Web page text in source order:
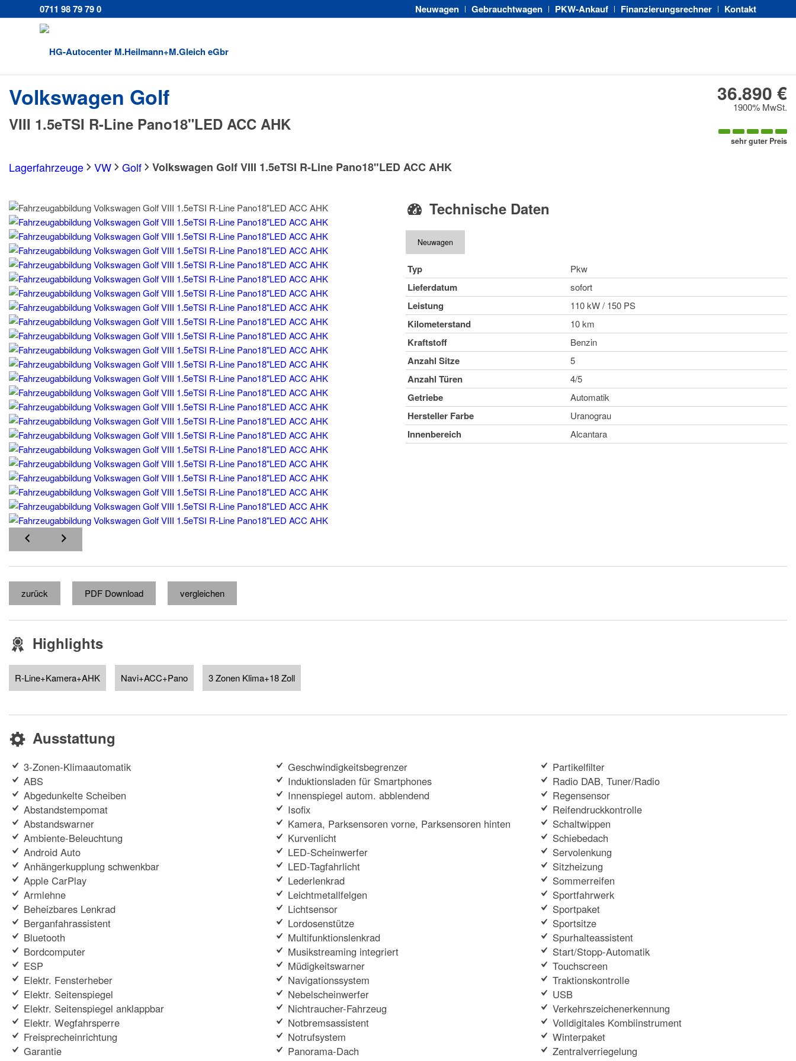
Neuwagen Gebrauchtwagen PKW-Ankauf Finanzierungsrechner Kontakt
0711 98 79 79 0
Volkswagen Golf
VIII 1.5eTSI R-Line Pano18"LED ACC AHK
36.890 €
1900% MwSt.
sehr guter Preis
Lagerfahrzeuge VW Golf Volkswagen Golf VIII 1.5eTSI R-Line Pano18"LED ACC AHK
Technische Daten
Neuwagen
Typ Pkw
Lieferdatum sofort
Leistung 110 kW / 150 PS
Kilometerstand 10 km
Kraftstoff Benzin
Anzahl Sitze 5
Anzahl Türen 4/5
Getriebe Automatik
Hersteller Farbe Uranograu
Innenbereich Alcantara
zurück PDF Download vergleichen
Highlights
R-Line+Kamera+AHK Navi+ACC+Pano 3 Zonen Klima+18 Zoll
Ausstattung
3-Zonen-Klimaautomatik
ABS
Abgedunkelte Scheiben
Abstandstempomat
Abstandswarner
Ambiente-Beleuchtung
Android Auto
Anhängerkupplung schwenkbar
Apple CarPlay
Armlehne
Beheizbares Lenkrad
Berganfahrassistent
Bluetooth
Bordcomputer
ESP
Elektr. Fensterheber
Elektr. Seitenspiegel
Elektr. Seitenspiegel anklappbar
Elektr. Wegfahrsperre
Freisprecheinrichtung
Garantie
Geschwindigkeitsbegrenzer
Induktionsladen für Smartphones
Innenspiegel autom. abblendend
Isofix
Kamera, Parksensoren vorne, Parksensoren hinten
Kurvenlicht
LED-Scheinwerfer
LED-Tagfahrlicht
Lederlenkrad
Leichtmetallfelgen
Lichtsensor
Lordosenstütze
Multifunktionslenkrad
Musikstreaming integriert
Müdigkeitswarner
Navigationssystem
Nebelscheinwerfer
Nichtraucher-Fahrzeug
Notbremsassistent
Notrufsystem
Panorama-Dach
Partikelfilter
Radio DAB, Tuner/Radio
Regensensor
Reifendruckkontrolle
Schaltwippen
Schiebedach
Servolenkung
Sitzheizung
Sommerreifen
Sportfahrwerk
Sportpaket
Sportsitze
Spurhalteassistent
Start/Stopp-Automatik
Touchscreen
Traktionskontrolle
USB
Verkehrszeichenerkennung
Volldigitales Kombiinstrument
Winterpaket
Zentralverriegelung